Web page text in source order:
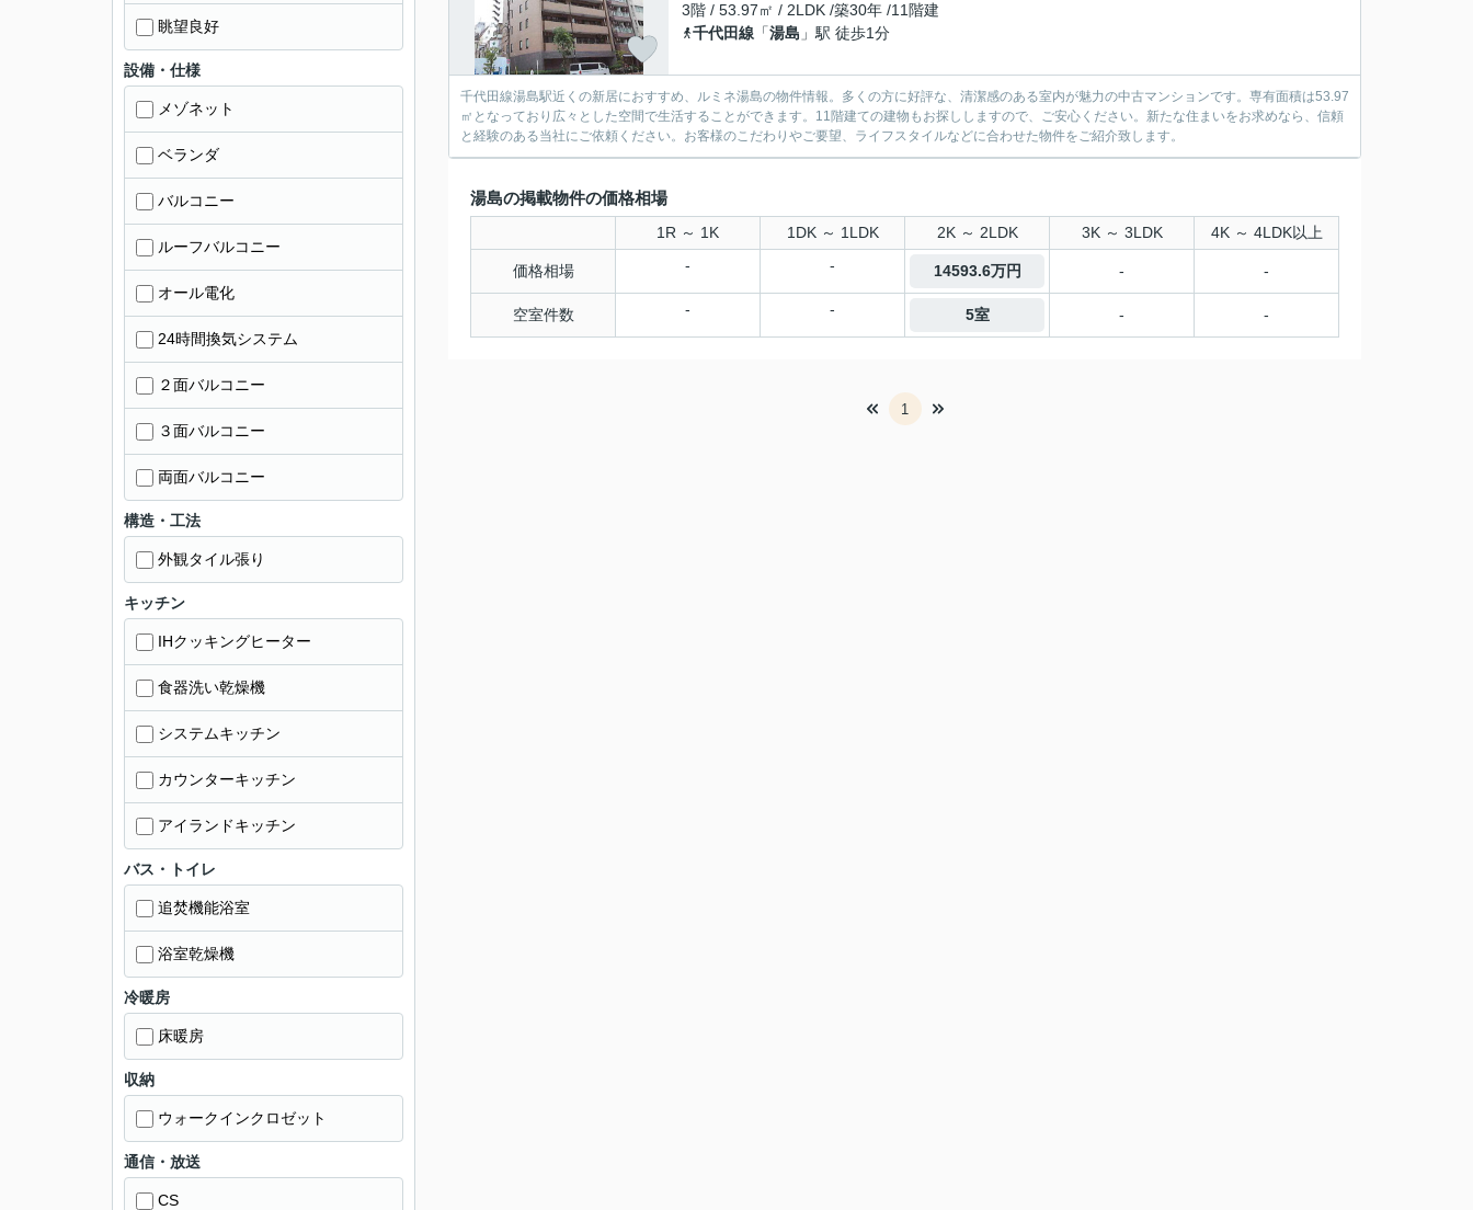
3階 / 53.97㎡ / 2LDK /築30年 /11階建
千代田線 「湯島 」駅 徒歩1分
千代田線湯島駅近くの新居におすすめ、ルミネ湯島の物件情報。多くの方に好評な、清潔感のある室内が魅力の中古マンションです。専有面積は53.97
㎡となっており広々とした空間で生活することができます。11階建ての建物もお探ししますので、ご安心ください。新たな住まいをお求めなら、信頼
と経験のある当社にご依頼ください。お客様のこだわりやご要望、ライフスタイルなどに合わせた物件をご紹介致します。
湯島の掲載物件の価格相場
1R ～ 1K 1DK ～ 1LDK 2K ～ 2LDK 3K ～ 3LDK 4K ～ 4LDK以上
価格相場 - - 14593.6万円 - -
空室件数 - - 5室 - -
1
眺望良好
設備・仕様
メゾネット
ベランダ
バルコニー
ルーフバルコニー
オール電化
24時間換気システム
２面バルコニー
３面バルコニー
両面バルコニー
構造・工法
外観タイル張り
キッチン
IHクッキングヒーター
食器洗い乾燥機
システムキッチン
カウンターキッチン
アイランドキッチン
バス・トイレ
追焚機能浴室
浴室乾燥機
冷暖房
床暖房
収納
ウォークインクロゼット
通信・放送
CS